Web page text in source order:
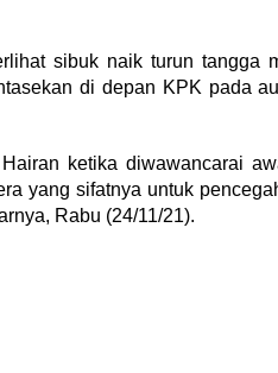
sibuk naik turun tangga
di depan KPK pada
ketika diwawancarai
yang sifatnya untuk
Rabu (24/11/21).